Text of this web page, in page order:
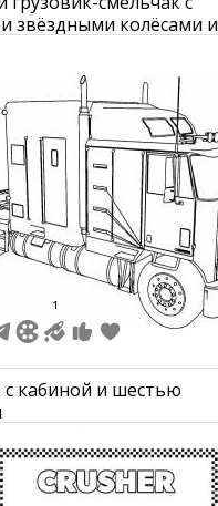
звёздными колёсами и
1
с кабиной и шестью